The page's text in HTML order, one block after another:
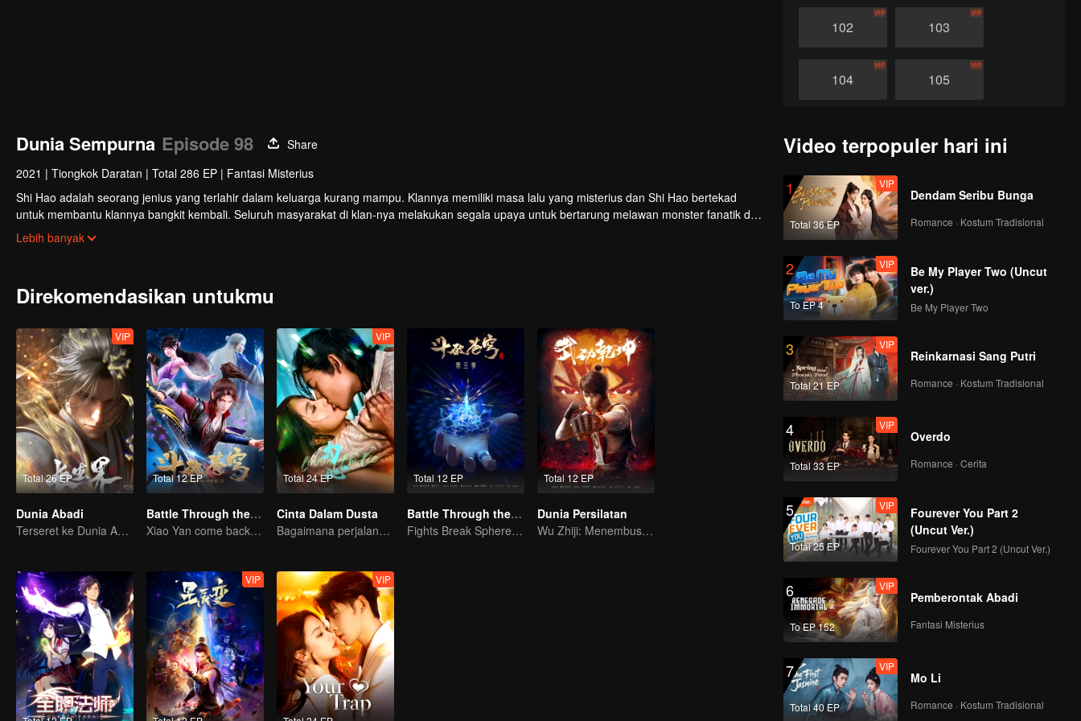
102
VIP
103
VIP
104
VIP
105
VIP
108
110
VIP VIP
112
VIP
113
VIP
114
116
VIP
117
VIP
118
VIP
119
120
VIP
Dunia Sempurna Episode 98
Share
2021 | Tiongkok Daratan | Total 286 EP | Fantasi Misterius
Shi Hao adalah seorang jenius yang terlahir dalam keluarga kurang mampu. Klannya memiliki masa lalu yang misterius dan Shi Hao bertekad
untuk membantu klannya bangkit kembali. Seluruh masyarakat di klan-nya melakukan segala upaya untuk bertarung melawan monster fanatik dan
terlibat dalam perebutan kekuasaan dengan klan lain. Perjalanan kultivasi Shi Hao membawanya ke negeri-negeri tak dikenal dan menentukan
nasibnya selanjutnya.
Lebih banyak
Direkomendasikan untukmu
Total 26 EP
VIP
Dunia Abadi
Terseret ke Dunia Abadi, gimana nasib Xiao Chen?
Total 12 EP
Battle Through the Heavens S2
Xiao Yan come back! Everything is shifting once again ！
Total 24 EP
VIP
Cinta Dalam Dusta
Bagaimana perjalana pelukis misterius balas dendam?
Total 12 EP
Battle Through the Heavens S3
Fights Break Sphere S3
Total 12 EP
Dunia Persilatan
Wu Zhiji: Menembus Langit, Mengguncang Bumi
VIP VIP
Video terpopuler hari ini
1
Total 36 EP
VIP
Dendam Seribu Bunga
Romance · Kostum Tradisional
2
To EP 4
VIP
Be My Player Two (Uncut
ver.)
Be My Player Two
3
Total 21 EP
VIP
Reinkarnasi Sang Putri
Romance · Kostum Tradisional
4
Total 33 EP
VIP
Overdo
Romance · Cerita
5
Total 25 EP
VIP
Fourever You Part 2
(Uncut Ver.)
Fourever You Part 2 (Uncut Ver.)
6
To EP 152
VIP
Pemberontak Abadi
Fantasi Misterius
7
Total 40 EP
VIP
Mo Li
Romance · Kostum Tradisional